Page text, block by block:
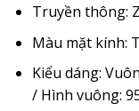
Truyền thông:
Màu mặt kính:
Kiểu dáng:
/ Hình vuông: